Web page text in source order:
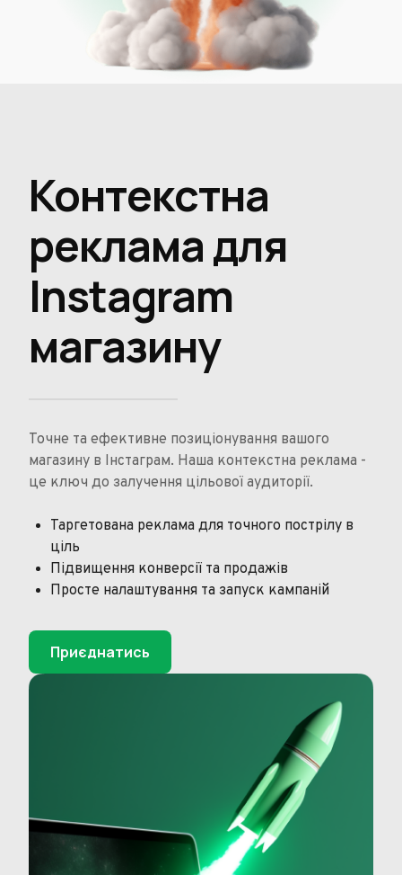
Контекстна
реклама для
Instagram
магазину
Точне та ефективне позиціонування вашого
магазину в Інстаграм. Наша контекстна реклама -
це ключ до залучення цільової аудиторії.
Таргетована реклама для точного пострілу в
ціль
Підвищення конверсії та продажів
Просте налаштування та запуск кампаній
Приєднатись